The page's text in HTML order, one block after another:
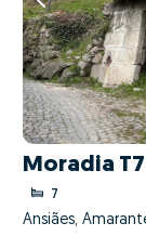
Moradia T7
7
Ansiães,